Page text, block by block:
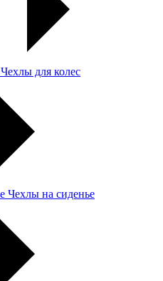
Чехлы для колес
Чехлы на сиденье